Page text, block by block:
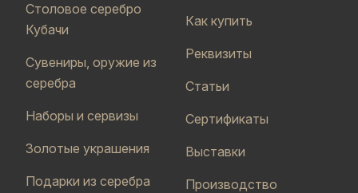
Столовое серебро
Кубачи
Сувениры, оружие из
серебра
Наборы и сервизы
Золотые украшения
Подарки из серебра
Как купить
Реквизиты
Статьи
Сертификаты
Выставки
Производство